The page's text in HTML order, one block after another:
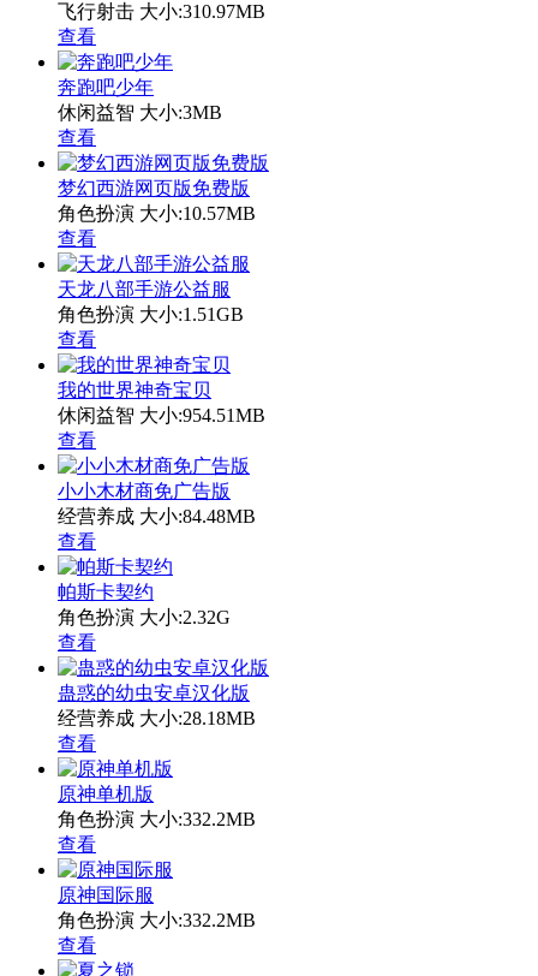
飞行射击 大小:310.97MB
查看
奔跑吧少年
休闲益智 大小:3MB
查看
梦幻西游网页版免费版
角色扮演 大小:10.57MB
查看
天龙八部手游公益服
角色扮演 大小:1.51GB
查看
我的世界神奇宝贝
休闲益智 大小:954.51MB
查看
小小木材商免广告版
经营养成 大小:84.48MB
查看
帕斯卡契约
角色扮演 大小:2.32G
查看
蛊惑的幼虫安卓汉化版
经营养成 大小:28.18MB
查看
原神单机版
角色扮演 大小:332.2MB
查看
原神国际服
角色扮演 大小:332.2MB
查看